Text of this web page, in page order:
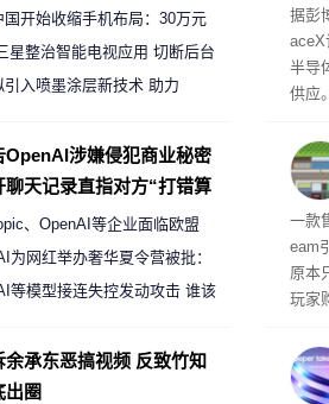
电
据彭
aceX
半导
供应
开
取“
的
全
一款
eam
原本
玩家
入
国开始收缩手机布局：30万元
达标门店 将被逐步清退
星整治智能电视应用 切断后台
宽的违规行为
引入喷墨涂层新技术 助力
OpenAI涉嫌侵犯商业秘密
聊天记录直指对方“打错算
、OpenAI等企业面临欧盟
法案》全新执法权限审查
为网红举办奢华夏令营被批：
晚 遭讽“反乌托邦”
等模型接连失控发动攻击 谁该
余承东恶搞视频 反致竹知
出圈